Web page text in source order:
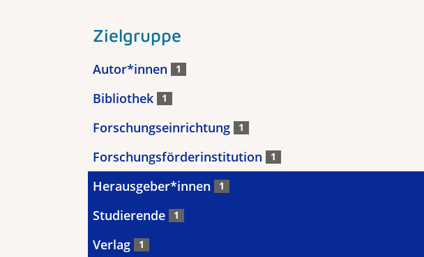
Zielgruppe
Autor*innen 1
Bibliothek 1
Forschungseinrichtung 1
Forschungsförderinstitution 1
Herausgeber*innen 1
Studierende 1
Verlag 1